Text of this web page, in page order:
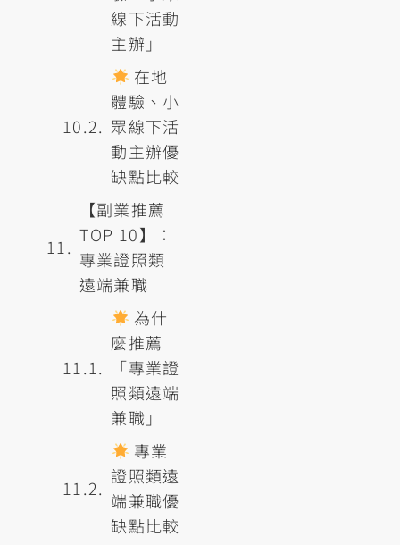
線下活動
主辦」
在地
體驗、小
眾線下活
動主辦優
缺點比較
【副業推薦
TOP 10】：
專業證照類
遠端兼職
為什
麼推薦
「專業證
照類遠端
兼職」
專業
證照類遠
端兼職優
缺點比較